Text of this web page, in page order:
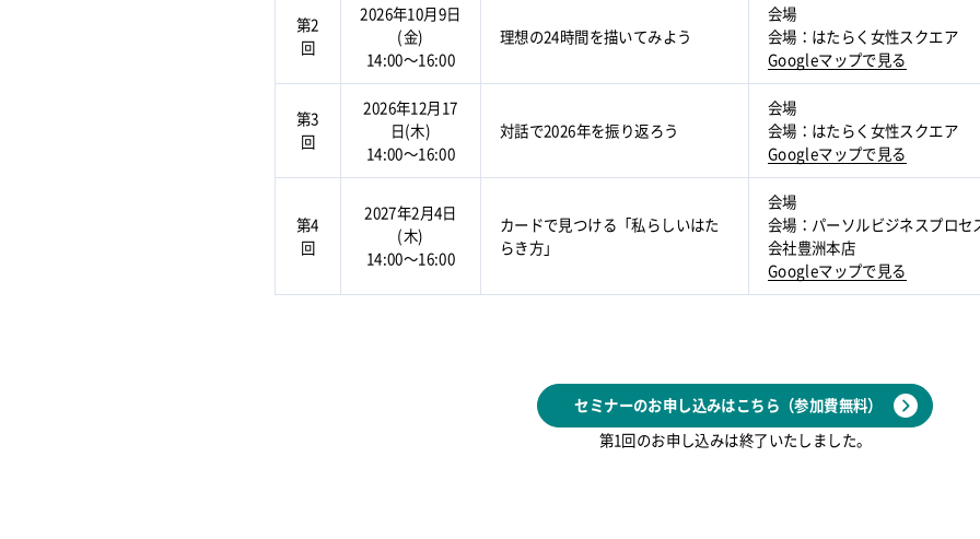
第2
回
2026年10月9日
(金)
14:00～16:00
理想の24時間を描いてみよう
会場
会場：はたらく女性スクエア
Googleマップで見る
第3
回
2026年12月17
日(木)
14:00～16:00
対話で2026年を振り返ろう
会場
会場：はたらく女性スクエア
Googleマップで見る
第4
回
2027年2月4日
(木)
14:00～16:00
カードで見つける「私らしいはた
らき方」
会場
会場：パーソルビジネスプロセ
会社豊洲本店
Googleマップで見る
セミナーのお申し込みはこちら（参加費無料）
第1回のお申し込みは終了いたしました。